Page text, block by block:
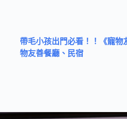
帶毛小孩出門必看！！《寵物
物友善餐廳、民宿